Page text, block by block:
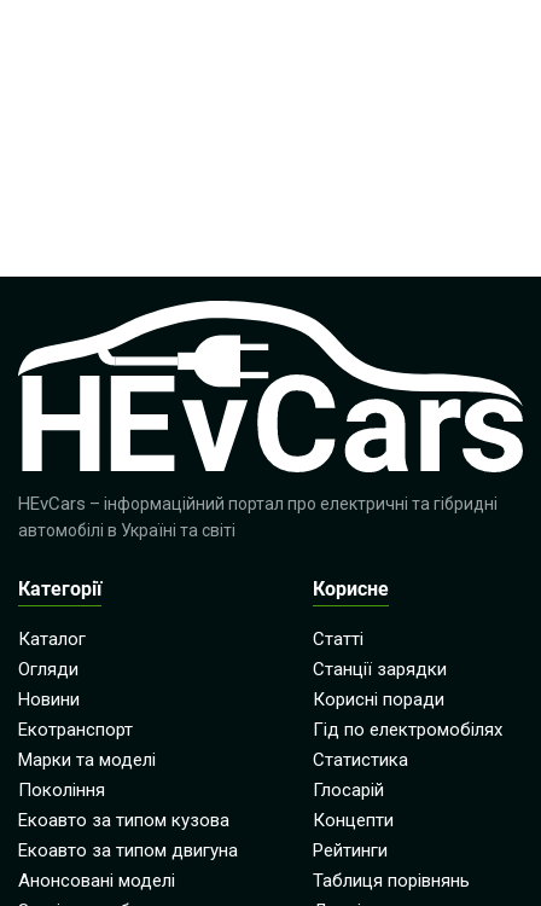
HEvCars – інформаційний портал про електричні та гібридні
автомобілі в Україні та світі
Категорії
Каталог
Огляди
Новини
Екотранспорт
Марки та моделі
Покоління
Екоавто за типом кузова
Екоавто за типом двигуна
Анонсовані моделі
Корисне
Статті
Станції зарядки
Корисні поради
Гід по електромобілях
Статистика
Глосарій
Концепти
Рейтинги
Таблиця порівнянь